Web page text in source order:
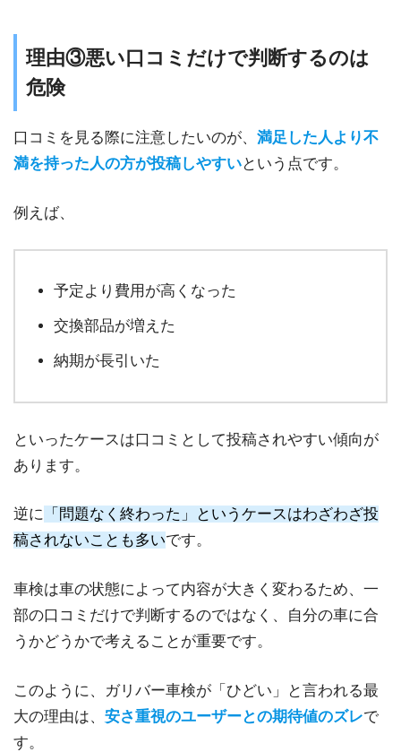
理由③悪い口コミだけで判断するのは
危険
口コミを見る際に注意したいのが、 満足した人より不
満を持った人の方が投稿しやすいという点です。
例えば、
予定より費用が高くなった
交換部品が増えた
納期が長引いた
といったケースは口コミとして投稿されやすい傾向が
あります。
逆に 「問題なく終わった」というケースはわざわざ投
稿されないことも多いです。
車検は車の状態によって内容が大きく変わるため、一
部の口コミだけで判断するのではなく、自分の車に合
うかどうかで考えることが重要です。
このように、ガリバー車検が「ひどい」と言われる最
大の理由は、 安さ重視のユーザーとの期待値のズレで
す。